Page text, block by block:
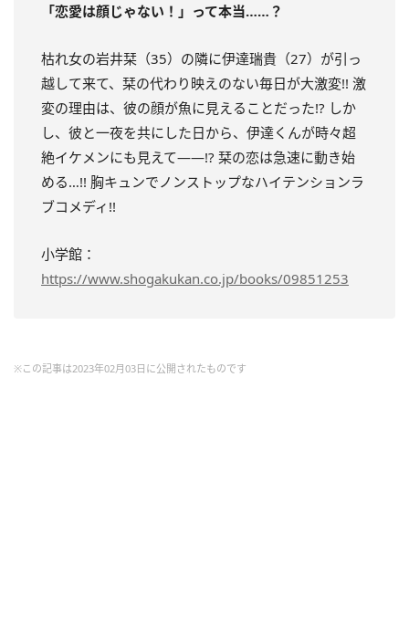
「恋愛は顔じゃない！」って本当……？
枯れ女の岩井栞（35）の隣に伊達瑞貴（27）が引っ
越して来て、栞の代わり映えのない毎日が大激変!! 激
変の理由は、彼の顔が魚に見えることだった!? しか
し、彼と一夜を共にした日から、伊達くんが時々超
絶イケメンにも見えて――!? 栞の恋は急速に動き始
める…!! 胸キュンでノンストップなハイテンションラ
ブコメディ!!
小学館：
https://www.shogakukan.co.jp/books/09851253
※この記事は2023年02月03日に公開されたものです